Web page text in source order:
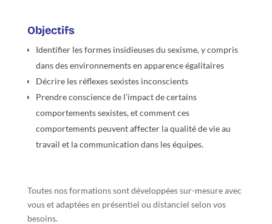
Objectifs
Identifier les formes insidieuses du sexisme, y compris
dans des environnements en apparence égalitaires
Décrire les réflexes sexistes inconscients
Prendre conscience de l’impact de certains
comportements sexistes, et comment ces
comportements peuvent affecter la qualité de vie au
travail et la communication dans les équipes.
Toutes nos formations sont développées sur-mesure avec
vous et adaptées en présentiel ou distanciel selon vos
besoins.